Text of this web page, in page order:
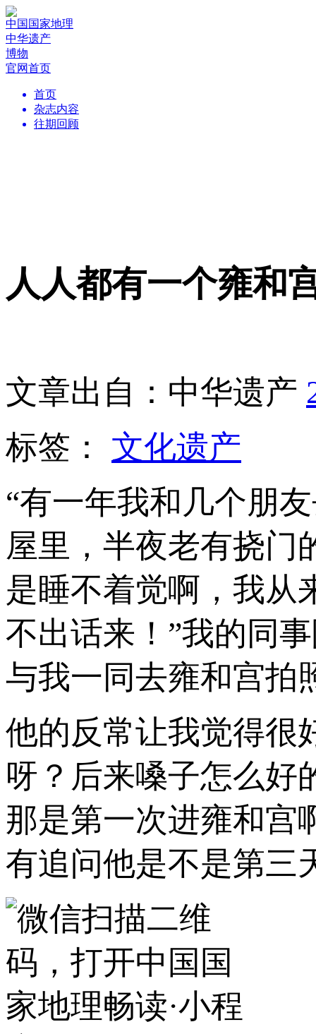
中国国家地理
中华遗产
博物
官网首页
首页
杂志内容
往期回顾
人人都有一个雍和
文章出自：中华遗产
标签： 文化遗产
“有一年我和几个朋
屋里，半夜老有挠门
是睡不着觉啊，我从
不出话来！”我的同
与我一同去雍和宫拍
他的反常让我觉得很
呀？后来嗓子怎么好
那是第一次进雍和宫
有追问他是不是第三